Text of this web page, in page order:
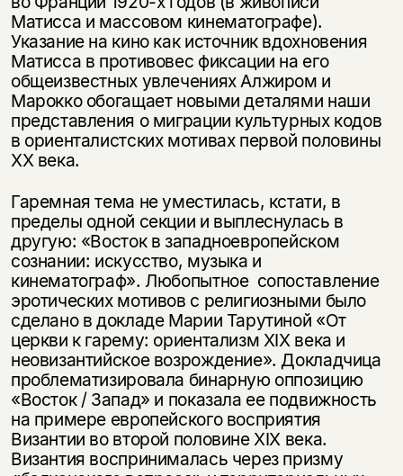
Матисса и массовом кинематографе).
Указание на кино как источник вдохновения
Матисса в противовес фиксации на его
общеизвестных увлечениях Алжиром и
Марокко обогащает новыми деталями наши
представления о миграции культурных кодов
в ориенталистских мотивах первой половины
ХХ века.
Гаремная тема не уместилась, кстати, в
пределы одной секции и выплеснулась в
другую: «Восток в западноевропейском
сознании: искусство, музыка и
кинематограф». Любопытное сопоставление
эротических мотивов с религиозными было
сделано в докладе Марии Тарутиной «От
церкви к гарему: ориентализм XIX века и
неовизантийское возрождение». Докладчица
проблематизировала бинарную оппозицию
«Восток / Запад» и показала ее подвижность
на примере европейского восприятия
Византии во второй половине XIX века.
Византия воспринималась через призму